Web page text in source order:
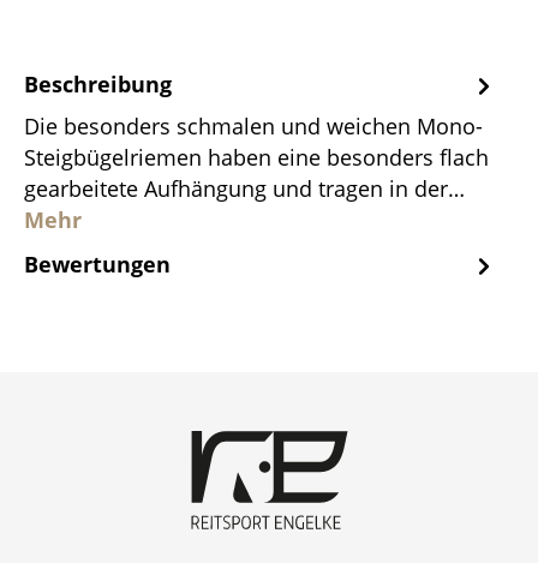
Beschreibung
Die besonders schmalen und weichen Mono-
Steigbügelriemen haben eine besonders flach
gearbeitete Aufhängung und tragen in der…
Mehr
Bewertungen